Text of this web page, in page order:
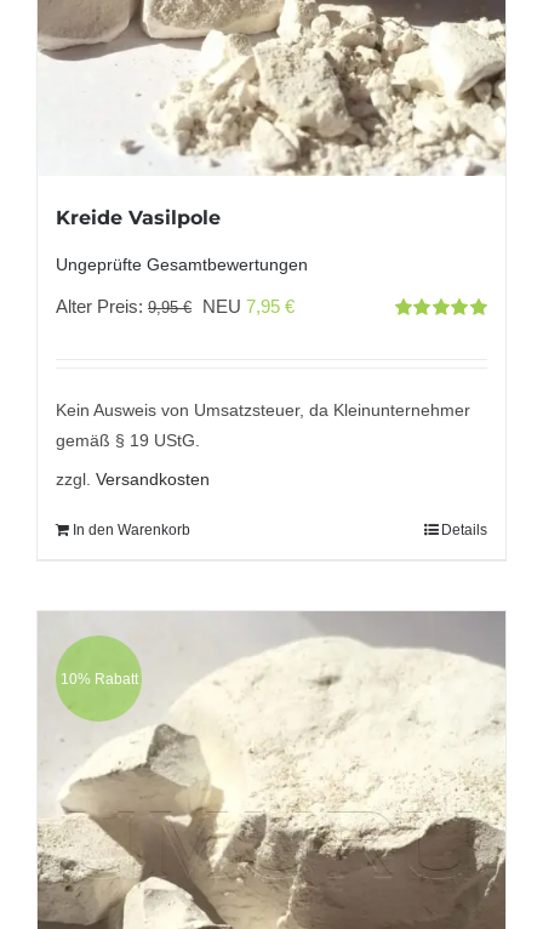
Kreide Vasilpole
Ungeprüfte Gesamtbewertungen
Alter Preis: 9,95€
Ursprünglicher
9,95 €
NEU 7,95 €Aktueller
7,95 €.
Kein Ausweis von Umsatzsteuer, da Kleinunternehmer
gemäß § 19 UStG.
zzgl. Versandkosten
In den Warenkorb Details
10% Rabatt